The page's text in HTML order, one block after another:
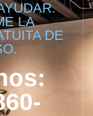
LA
DE